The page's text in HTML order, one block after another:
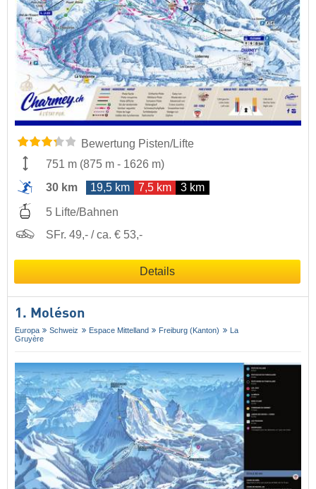
Bewertung Pisten/Lifte
751 m (875 m - 1626 m)
30 km
19,5 km 7,5 km 3 km
5 Lifte/Bahnen
SFr. 49,- / ca. € 53,-
Details
1. Moléson
Europa Schweiz Espace Mittelland Freiburg (Kanton)
La
Gruyère